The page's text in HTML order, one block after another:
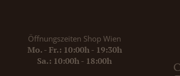
Öffnungszeiten Shop Wien
Mo. - Fr.: 10:00h - 19:30h
Sa.: 10:00h - 18:00h